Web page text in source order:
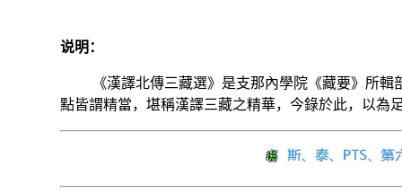
说明：
《漢譯北傳三藏選》是支那內學院《藏要》所
點皆謂精當，堪稱漢譯三藏之精華，今錄於此，以為